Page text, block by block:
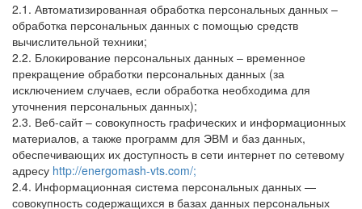
2.1. Автоматизированная обработка персональных данных –
обработка персональных данных с помощью средств
вычислительной техники;
2.2. Блокирование персональных данных – временное
прекращение обработки персональных данных (за
исключением случаев, если обработка необходима для
уточнения персональных данных);
2.3. Веб-сайт – совокупность графических и информационных
материалов, а также программ для ЭВМ и баз данных,
обеспечивающих их доступность в сети интернет по сетевому
адресу http://energomash-vts.com/;
2.4. Информационная система персональных данных —
совокупность содержащихся в базах данных персональных